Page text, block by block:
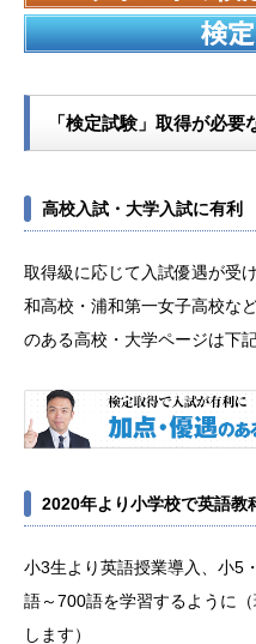
「検定試験」取得が必要
高校入試・大学入試に有利
取得級に応じて入試優遇が受
和高校・浦和第一女子高校な
のある高校・大学ページは下
2020年より小学校で英語教
小3生より英語授業導入、小5
語～700語を学習するように
します）